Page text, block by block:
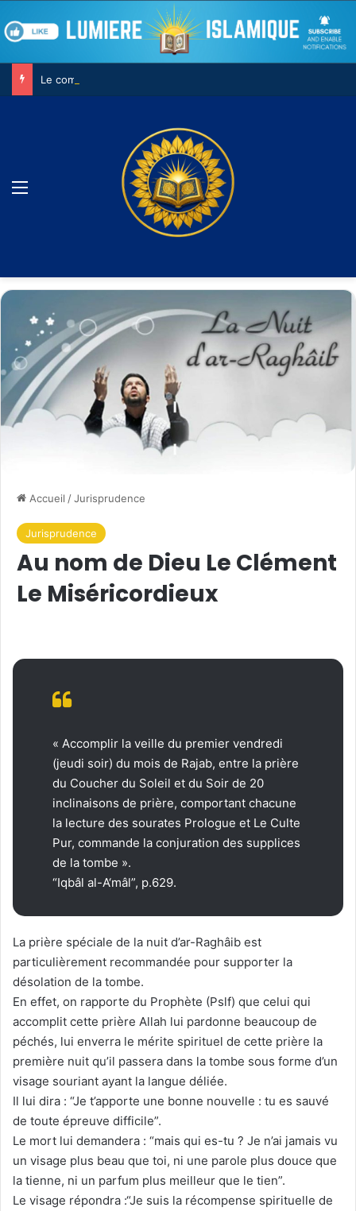
Le combat contre son âme
Accueil /Jurisprudence
Jurisprudence
Au nom de Dieu Le Clément
Le Miséricordieux
« Accomplir la veille du premier vendredi
(jeudi soir) du mois de Rajab, entre la prière
du Coucher du Soleil et du Soir de 20
inclinaisons de prière, comportant chacune
la lecture des sourates Prologue et Le Culte
Pur, commande la conjuration des supplices
de la tombe ».
“Iqbâl al-A‘mâl”, p.629.
La prière spéciale de la nuit d’ar-Raghâib est
particulièrement recommandée pour supporter la
désolation de la tombe.
En effet, on rapporte du Prophète (Pslf) que celui qui
accomplit cette prière Allah lui pardonne beaucoup de
péchés, lui enverra le mérite spirituel de cette prière la
première nuit qu’il passera dans la tombe sous forme d’un
visage souriant ayant la langue déliée.
Il lui dira : “Je t’apporte une bonne nouvelle : tu es sauvé
de toute épreuve difficile”.
Le mort lui demandera : “mais qui es-tu ? Je n’ai jamais vu
un visage plus beau que toi, ni une parole plus douce que
la tienne, ni un parfum plus meilleur que le tien”.
Le visage répondra :“Je suis la récompense spirituelle de